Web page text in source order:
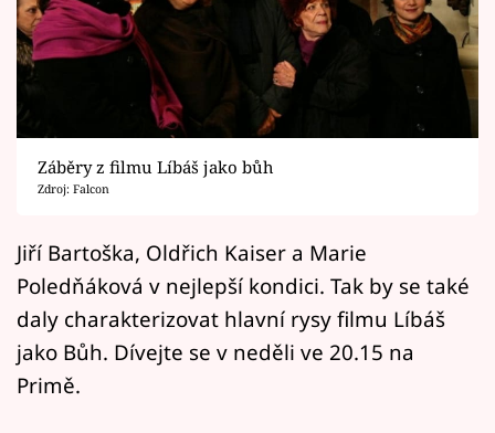
Horoskopy
Sledujte prima+
Filmový festival Karlovy Vary
Pořady
Mámy sobě
Přihlášení
Sledujte nás
Záběry z filmu Líbáš jako bůh
Zdroj: Falcon
Jiří Bartoška, Oldřich Kaiser a Marie
Poledňáková v nejlepší kondici. Tak by se také
daly charakterizovat hlavní rysy filmu Líbáš
jako Bůh. Dívejte se v neděli ve 20.15 na
Primě.